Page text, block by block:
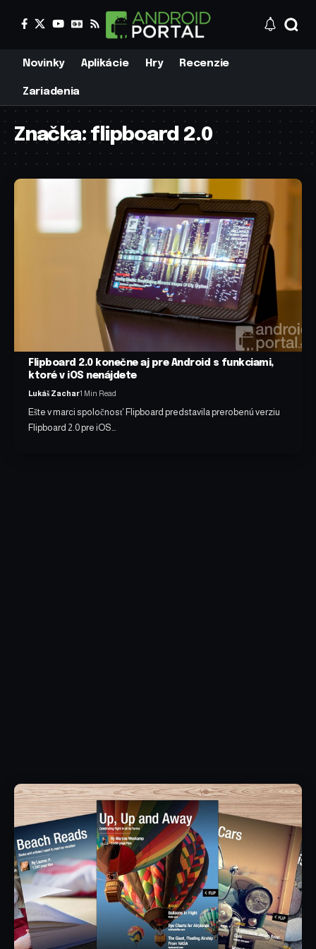
Novinky Aplikácie Hry Recenzie
Zariadenia
Značka:flipboard 2.0
Flipboard 2.0 konečne aj pre Android s funkciami,
ktoré v iOS nenájdete
Lukáš Zachar1 Min Read
Ešte v marci spoločnosť Flipboard predstavila prerobenú verziu
Flipboard 2.0 pre iOS…